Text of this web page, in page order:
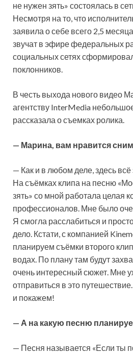
не нужен зять» состоялась в
Несмотря на то, что
заявила о себе всего 2,5
звучат в эфире федеральных
социальных сетях
поклонников.
В честь выхода нового видео
агентству InterMedia
рассказала о съемках ролика.
— Марина, вам нравится
— Как и в любом деле, здесь
На съёмках клипа на песню
зять» со мной работала целая
профессионалов. Мне было
Я смогла расслабиться и
дело. Кстати, с компанией
планируем съёмки второго
водах. По плану там будут
очень интересный сюжет. Мне
отправиться в это
и покажем!
— А на какую песню
— Песня называется «Если ты